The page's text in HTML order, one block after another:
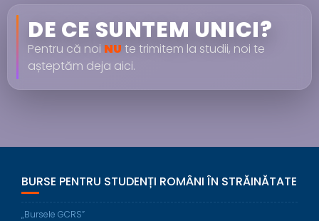
DE CE SUNTEM UNICI?
Pentru că noi NU te trimitem la studii, noi te
așteptăm deja aici.
BURSE PENTRU STUDENȚI ROMÂNI ÎN STRĂINĂTATE
„Bursele GCRS”